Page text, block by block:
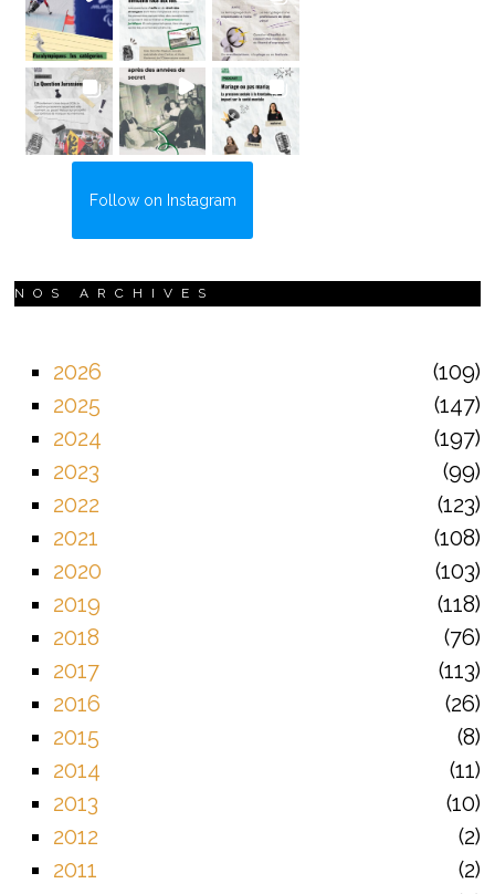
Follow on Instagram
NOS ARCHIVES
2026
109
2025
147
2024
197
2023
99
2022
123
2021
108
2020
103
2019
118
2018
76
2017
113
2016
26
2015
8
2014
11
2013
10
2012
2
2011
2